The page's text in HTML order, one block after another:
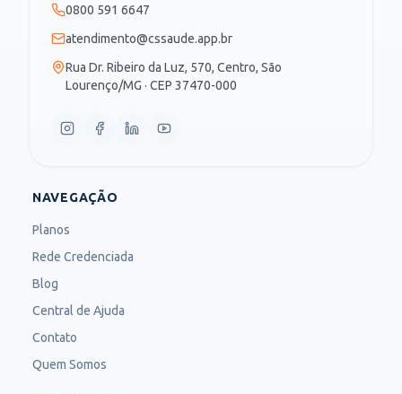
0800 591 6647
atendimento@cssaude.app.br
Rua Dr. Ribeiro da Luz, 570, Centro, São
Lourenço/MG · CEP 37470-000
NAVEGAÇÃO
Planos
Rede Credenciada
Blog
Central de Ajuda
Contato
Quem Somos